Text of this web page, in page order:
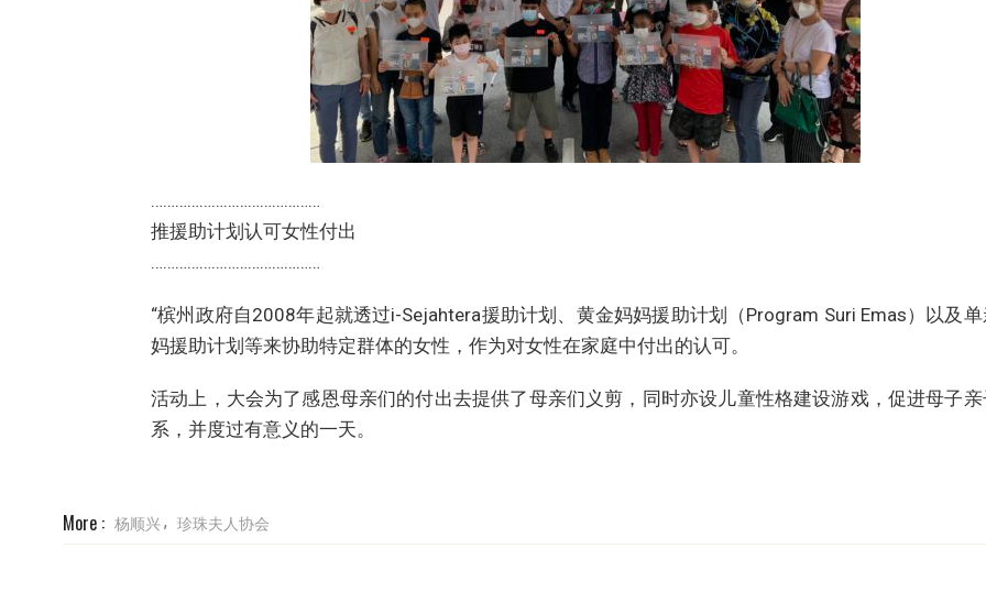
……………………………………
推援助计划认可女性付出
……………………………………
“槟州政府自2008年起就透过i-Sejahtera援助计划、黄金妈妈援助计划（Program Suri Emas）以及
妈援助计划等来协助特定群体的女性，作为对女性在家庭中付出的认可。
活动上，大会为了感恩母亲们的付出去提供了母亲们义剪，同时亦设儿童性格建设游戏，促进母子
系，并度过有意义的一天。
More : 杨顺兴 , 珍珠夫人协会